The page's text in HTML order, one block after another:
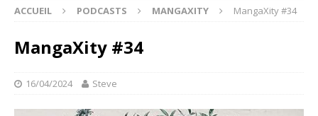
ACCUEIL PODCASTS MANGAXITY MangaXity #34
MangaXity #34
16/04/2024 Steve